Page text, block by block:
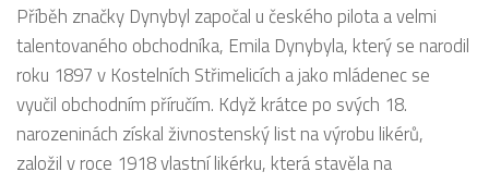
Příběh značky Dynybyl započal u českého pilota a velmi
talentovaného obchodníka, Emila Dynybyla, který se narodil
roku 1897 v Kostelních Střimelicích a jako mládenec se
vyučil obchodním příručím. Když krátce po svých 18.
narozeninách získal živnostenský list na výrobu likérů,
založil v roce 1918 vlastní likérku, která stavěla na